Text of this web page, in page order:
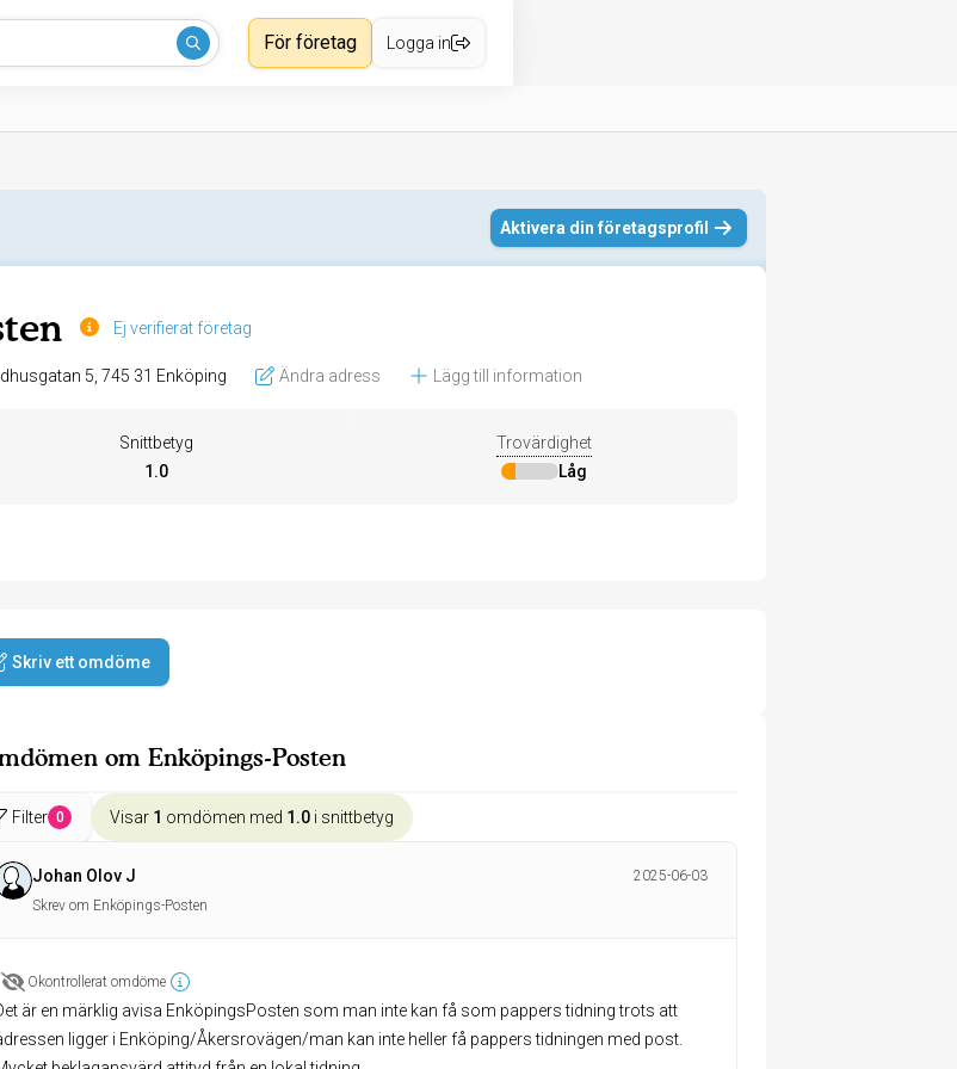
För företag Logga in
Aktivera din företagsprofil
Ej verifierat företag
Badhusgatan 5, 745 31 Enköping Ändra adress Lägg till information
Snittbetyg
1.0
Trovärdighet
Låg
Skriv ett omdöme
om Enköpings-Posten
Filter 0 Visar 1 omdömen med 1.0 i snittbetyg
Johan Olov J
2025-06-03
Skrev om Enköpings-Posten
Okontrollerat omdöme
är en märklig avisa EnköpingsPosten som man inte kan få som pappers tidning trots att
ligger i Enköping/Åkersrovägen/man kan inte heller få pappers tidningen med post.